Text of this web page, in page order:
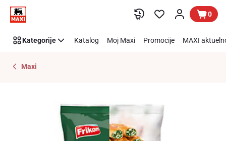
Preskoči link 0
Kategorije Katalog Moj Maxi Promocije MAXI
Maxi